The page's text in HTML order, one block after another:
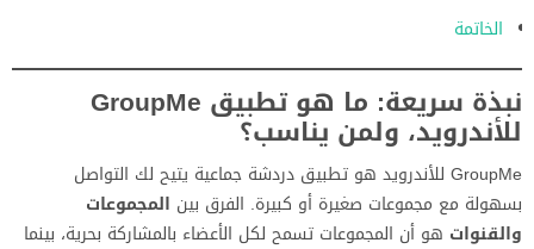
الخاتمة
نبذة سريعة: ما هو تطبيق GroupMe
للأندرويد، ولمن يناسب؟
GroupMe للأندرويد هو تطبيق دردشة جماعية يتيح لك التواصل
بسهولة مع مجموعات صغيرة أو كبيرة. الفرق بين المجموعات
والقنوات هو أن المجموعات تسمح لكل الأعضاء بالمشاركة بحرية، بينما